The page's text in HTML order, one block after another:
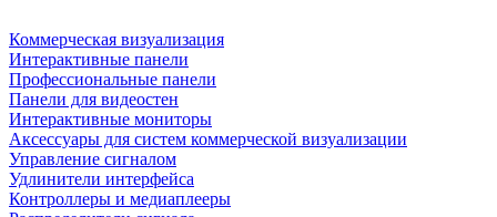
Коммерческая визуализация
Интерактивные панели
Профессиональные панели
Панели для видеостен
Интерактивные мониторы
Аксессуары для систем коммерческой визуализации
Управление сигналом
Удлинители интерфейса
Контроллеры и медиаплееры